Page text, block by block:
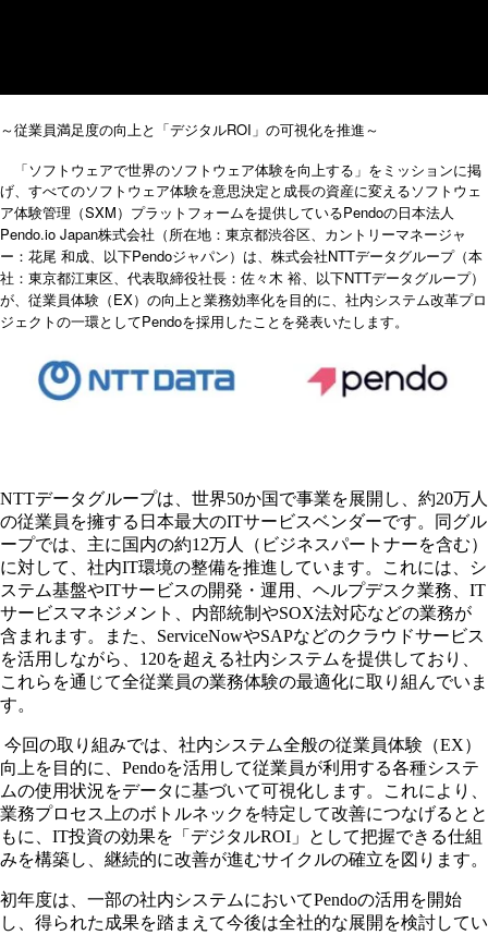
～従業員満足度の向上と「デジタルROI 」の可視化を推進～
「ソフトウェアで世界のソフトウェア体験を向上する」をミッションに掲
げ、すべてのソフトウェア体験を意思決定と成長の資産に変えるソフトウェ
ア体験管理（SXM ）プラットフォームを提供しているPendoの日本法人
Pendo.io Japan株式会社（所在地：東京都渋谷区、カントリーマネージャ
ー：花尾 和成、以下Pendoジャパン）は、株式会社NTTデータグループ（本
社：東京都江東区、代表取締役社長：佐々木 裕、以下NTTデータグループ）
が、従業員体験（ EX）の向上と業務効率化を目的に、社内システム改革プロ
ジェクトの一環としてPendoを採用したことを発表いたします。
NTTデータグループは、世界50か国で事業を展開し、約20万人
の従業員を擁する日本最大のITサービスベンダーです。同グル
ープでは、主に国内の約12万人（ビジネスパートナーを含む）
に対して、社内IT環境の整備を推進しています。これには、シ
ステム基盤やITサービスの開発・運用、ヘルプデスク業務、IT
サービスマネジメント、内部統制やSOX法対応などの業務が
含まれます。また、ServiceNowやSAPなどのクラウドサービス
を活用しながら、120を超える社内システムを提供しており、
これらを通じて全従業員の業務体験の最適化に取り組んでいま
す。
今回の取り組みでは、社内システム全般の従業員体験（EX）
向上を目的に、Pendoを活用して従業員が利用する各種システ
ムの使用状況をデータに基づいて可視化します。これにより、
業務プロセス上のボトルネックを特定して改善につなげるとと
もに、IT投資の効果を「デジタルROI」として把握できる仕組
みを構築し、継続的に改善が進むサイクルの確立を図ります。
初年度は、一部の社内システムにおいてPendoの活用を開始
し、得られた成果を踏まえて今後は全社的な展開を検討してい